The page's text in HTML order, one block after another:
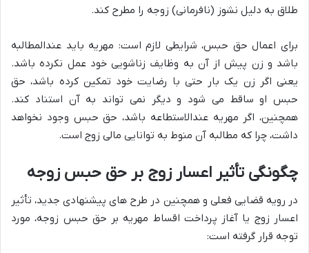
طلاق به دلیل نشوز (نافرمانی) زوجه را مطرح کند.
برای اعمال حق حبس، شرایطی لازم است: مهریه باید عندالمطالبه
باشد و زن پیش از آن به وظایف زناشویی خود عمل نکرده باشد.
یعنی اگر زن یک بار حتی با رضایت خود تمکین کرده باشد، حق
حبس او ساقط می شود و دیگر نمی تواند به آن استناد کند.
همچنین، اگر مهریه عندالاستطاعه باشد، حق حبس وجود نخواهد
داشت، چرا که مطالبه آن منوط به توانایی مالی زوج است.
چگونگی تأثیر اعسار زوج بر حق حبس زوجه
در رویه قضایی فعلی و همچنین در طرح های پیشنهادی جدید، تأثیر
اعسار زوج یا آغاز پرداخت اقساط مهریه بر حق حبس زوجه، مورد
توجه قرار گرفته است: